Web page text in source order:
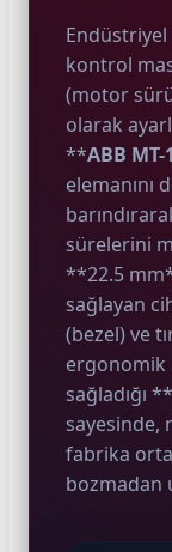
Yol Vericiler
Pako Şalterler
kontrol
(motor
olarak
**ABB
sürelerini
**22.5
sağlayan
(bezel) ve
ergonomik
sağladığı **
sayesinde,
fabrika
bozmadan